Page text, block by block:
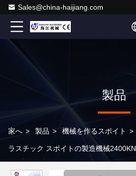
Sales@china-haijiang.com
製品
家へ > 製品 > 機械を作るスポイト >
ラスチック スポイトの製造機械2400KN